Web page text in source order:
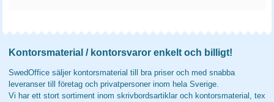
Kontorsmaterial / kontorsvaror enkelt och billigt!
SwedOffice säljer kontorsmaterial till bra priser och med snabba
leveranser till företag och privatpersoner inom hela Sverige.
Vi har ett stort sortiment inom skrivbordsartiklar och kontorsmaterial, tex